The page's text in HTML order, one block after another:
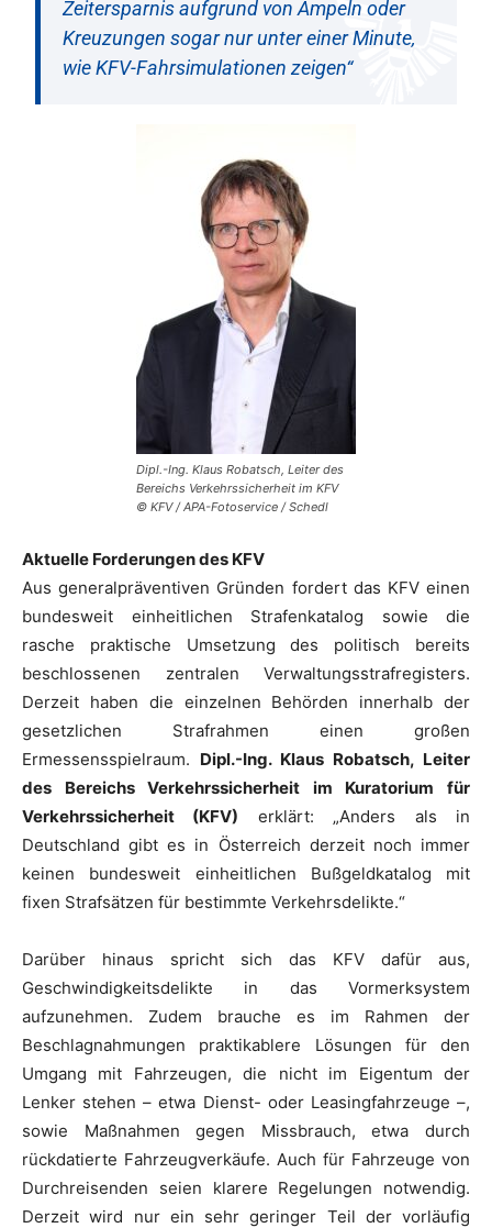
Zeitersparnis aufgrund von Ampeln oder
Kreuzungen sogar nur unter einer Minute,
wie KFV-Fahrsimulationen zeigen“
Dipl.-Ing. Klaus Robatsch, Leiter des
Bereichs Verkehrssicherheit im KFV
© KFV / APA-Fotoservice / Schedl
Aktuelle Forderungen des KFV
Aus generalpräventiven Gründen fordert das KFV einen
bundesweit einheitlichen Strafenkatalog sowie die
rasche praktische Umsetzung des politisch bereits
beschlossenen zentralen Verwaltungsstrafregisters.
Derzeit haben die einzelnen Behörden innerhalb der
gesetzlichen Strafrahmen einen großen
Ermessensspielraum. Dipl.-Ing. Klaus Robatsch, Leiter
des Bereichs Verkehrssicherheit im Kuratorium für
Verkehrssicherheit (KFV) erklärt: „Anders als in
Deutschland gibt es in Österreich derzeit noch immer
keinen bundesweit einheitlichen Bußgeldkatalog mit
fixen Strafsätzen für bestimmte Verkehrsdelikte.“
Darüber hinaus spricht sich das KFV dafür aus,
Geschwindigkeitsdelikte in das Vormerksystem
aufzunehmen. Zudem brauche es im Rahmen der
Beschlagnahmungen praktikablere Lösungen für den
Umgang mit Fahrzeugen, die nicht im Eigentum der
Lenker stehen – etwa Dienst- oder Leasingfahrzeuge –,
sowie Maßnahmen gegen Missbrauch, etwa durch
rückdatierte Fahrzeugverkäufe. Auch für Fahrzeuge von
Durchreisenden seien klarere Regelungen notwendig.
Derzeit wird nur ein sehr geringer Teil der vorläufig